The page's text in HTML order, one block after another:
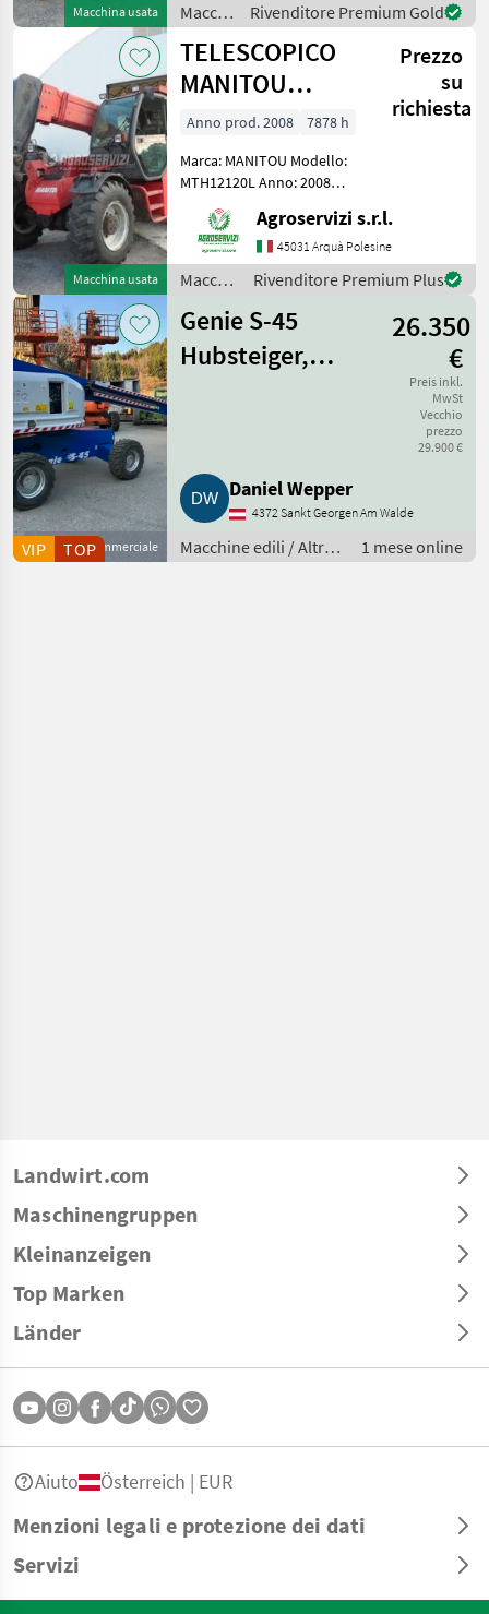
Macchina usata
Macchine
edili /
Case IH
Rivenditore Premium Gold
Macchina usata
TELESCOPICO
MANITOU
MHT10120L
(ANNO 2008)
Prezzo
su
richiesta
Anno prod. 2008
7878 h
Marca: MANITOU Modello:
MTH12120L Anno: 2008
ATTREZZI, DOPPIO SFILO
Portata max: 12 TON
Altezza max di
sollevamento: 9.6 MT
Motore: MERCEDES BENZ 1
Agroservizi s.r.l.
45031 Arquà Polesine
Macchine
Manitou
Rivenditore Premium Plus
Fornitore commerciale
VIP TOP
Genie S-45
Hubsteiger,
26.350
€
Preis inkl.
MwSt
Vecchio
prezzo
29.900 €
Daniel Wepper
4372 Sankt Georgen Am Walde
Macchine edili / Altre
macchine edili
1 mese online
Landwirt.com
Maschinengruppen
Kleinanzeigen
Top Marken
Länder
Menzioni legali e protezione dei dati
Servizi
Aiuto Österreich | EUR